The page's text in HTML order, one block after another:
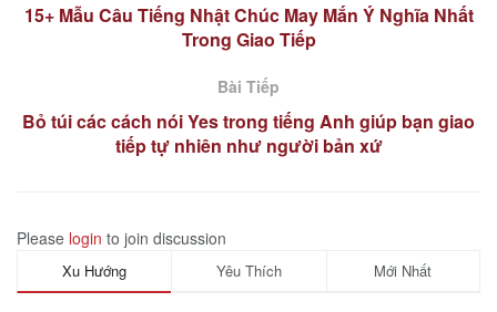
15+ Mẫu Câu Tiếng Nhật Chúc May Mắn Ý Nghĩa Nhất
Trong Giao Tiếp
Bài Tiếp
Bỏ túi các cách nói Yes trong tiếng Anh giúp bạn giao
tiếp tự nhiên như người bản xứ
Please login to join discussion
Xu Hướng Yêu Thích Mới Nhất